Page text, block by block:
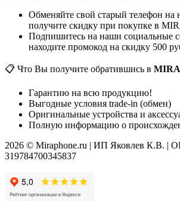
Обменяйте свой старый телефон на
получите скидку при покупке в
Подпишитесь на наши социальные
находите промокод на скидку 500
📋 Что Вы получите обратившись в
Гарантию на всю продукцию!
Выгодные условия trade-in (обмен)
Оригинальные устройства и
Полную информацию о
2026 © Miraphone.ru | ИП Яковлев К.В. |
319784700345837